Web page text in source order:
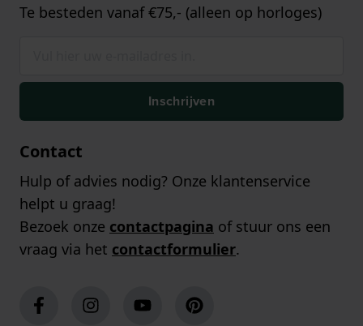
Te besteden vanaf €75,- (alleen op horloges)
Inschrijven
Contact
Hulp of advies nodig? Onze klantenservice
helpt u graag!
Bezoek onze contactpagina of stuur ons een
vraag via het contactformulier.